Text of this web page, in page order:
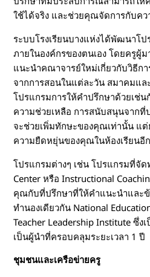
ใช้ได้จริง และช่วยคุณจัดการกับค
ระบบโรงเรียนบางแห่งได้พัฒนาโ
ภายในองค์กรของตนเอง โดยครูผู้
แนะนำคณาจารย์ใหม่เกี่ยวกับวิธีก
จากการสอนในแต่ละวัน สมาคมแ
โปรแกรมการให้คำปรึกษาด้วยเช่
ความช่วยเหลือ การสนับสนุนจากที่
จะช่วยเพิ่มทักษะของคุณเท่านั้น แ
ความยืดหยุ่นของคุณในห้องเรียนอี
โปรแกรมต่างๆ เช่น โปรแกรมที่จัด
Center หรือ Instructional
คุณกับที่ปรึกษาที่ให้คำแนะนำและ
ทำนองเดียวกัน National
Teacher Leadership Institute ซึ่
เป็นผู้นำที่ครอบคลุมระยะเวลา 1 ปี
ชุมชนและเครือข่ายครู